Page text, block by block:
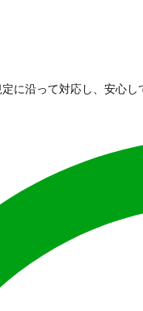
に沿って対応し、安心